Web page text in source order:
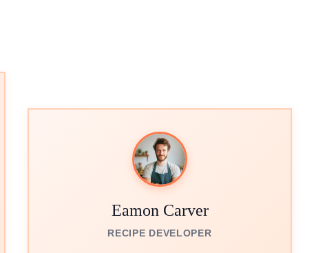
Eamon Carver
RECIPE DEVELOPER